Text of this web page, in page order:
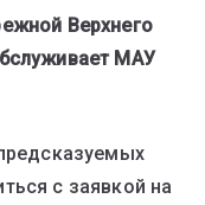
Верхнего
МАУ
с заявкой на